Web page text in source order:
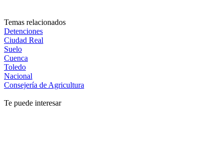
Temas relacionados
Detenciones
Ciudad Real
Suelo
Cuenca
Toledo
Nacional
Consejería de Agricultura
Te puede interesar